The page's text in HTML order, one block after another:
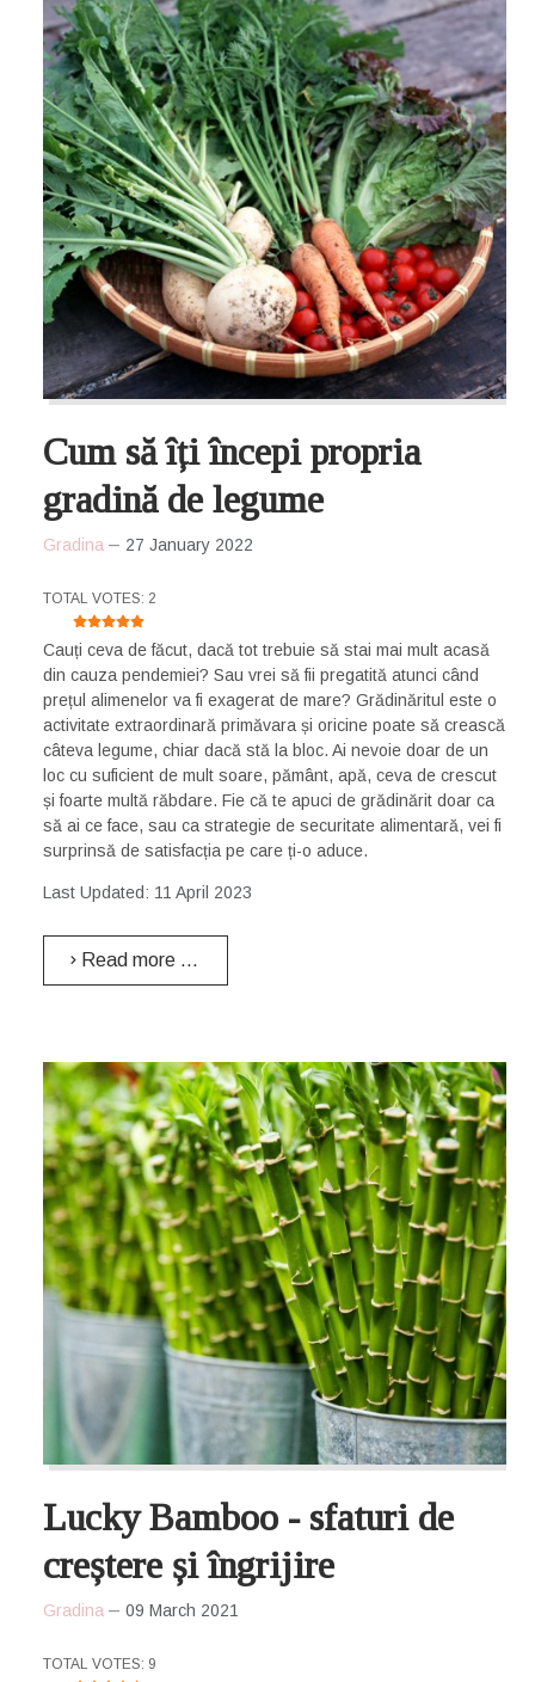
Cum să îți începi propria
gradină de legume
Gradina 27 January 2022
USER RATING: 5
TOTAL VOTES: 2
Cauți ceva de făcut, dacă tot trebuie să stai mai mult acasă
din cauza pendemiei? Sau vrei să fii pregatită atunci când
prețul alimenelor va fi exagerat de mare? Grădinăritul este o
activitate extraordinară primăvara și oricine poate să crească
câteva legume, chiar dacă stă la bloc. Ai nevoie doar de un
loc cu suficient de mult soare, pământ, apă, ceva de crescut
și foarte multă răbdare. Fie că te apuci de grădinărit doar ca
să ai ce face, sau ca strategie de securitate alimentară, vei fi
surprinsă de satisfacția pe care ți-o aduce.
Last Updated: 11 April 2023
Read more …
Lucky Bamboo - sfaturi de
creștere și îngrijire
Gradina 09 March 2021
USER RATING: 4.5
TOTAL VOTES: 9